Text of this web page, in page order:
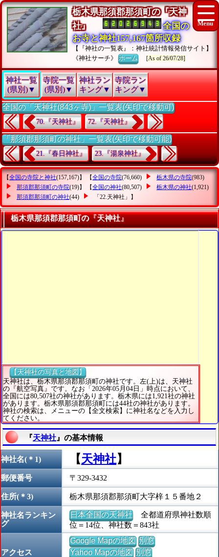
栃木県那須郡那須町の『天神
社』
全国の
お寺と神社157,167箇所収録
【『神社の一覧表』：神社統計情報発信サイト】
《神社サーチ》ホーム [As of 26/07/28]
神社一覧
(県別)▼
寺院一覧
(県別)▼
神社ラン
キング▼
寺院ラン
キング▼
全国の「天神社(843ヶ寺)」一覧表(矢印で移動可)
70.『天神社』 72.『天神社』
「那須郡那須町の神社」一覧表(矢印で移動可能)
21.『春日神社』 23.『湯泉神社』
【全国の寺院と神社(157,167)】 【全国の寺院(76,660) 栃木県の寺院(983)
那須郡那須町の寺院(19)】 【全国の神社(80,507) 栃木県の神社(1,921)
那須郡那須町の神社(44) 「22.天神社」 】
栃木県那須郡那須町の『天神社』
【天神社の写真と地図】
天神社は、栃木県那須郡那須町の神社です。左(上)は、天神社
の『航空写真』です。なお「2026年05月04日」時点において、
全国には80,507社の神社があります。栃木県には1,921社の神社
があります。栃木県那須郡那須町には44社の神社があります。
神社の検索は、メニューの【全文検索】に神社名などを入力し
てください。
『天神社 』の基本情報
神社名(＊1) 【天神社】
郵便番号 〒329-3432
住所(＊3) 栃木県那須郡那須町大字梓１５番地２
神社名ランキン
グ
日本全国の天神社全都道府県神社数順
位＝14位、神社数＝843社
アクセス
Google Mapの地図 別窓
Yahoo Mapの地図 別窓